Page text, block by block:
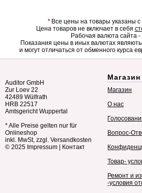
*Все цены на товары указаны с
Цена товаров не включает в себя
Рабочая валюта сайта -
Показания цены в иных валютах
и могут отличаться от обменного курса
Auditor GmbH
Zur Loev 22
42489 Wülfrath
HRB 22517
Amtsgericht Wuppertal
* Alle Preise gelten nur für
Onlineshop
inkl. MwSt, zzgl. Versandkosten
© 2025 Impressum Контакт
Магазин
Магазин
О нас
Вопрос-
Товар-
Ремонт и
-условия